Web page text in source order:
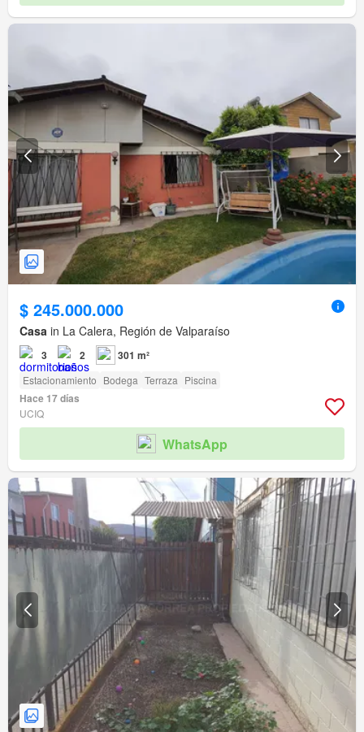
$ 245.000.000
Casa in La Calera, Región de Valparaíso
3 2 301 m²
Estacionamiento Bodega Terraza Piscina
Hace 17 días
UCIQ
WhatsApp